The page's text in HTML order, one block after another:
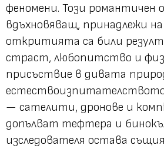
феномени. Този романтичен
вдъхновяващ, принадлежи
откритията са били
страст, любопитство и
присъствие в дивата
естествоизпитателството
— сателити, дронове и
допълват тефтера и
изследователя остава